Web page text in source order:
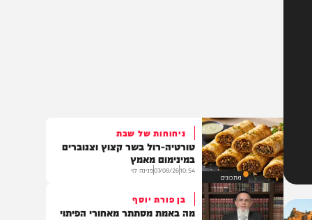
מתכונים
ניחוחות של שבת
טורטיה-רול בשר קצוץ וצנוברים
במינימום מאמץ
10:54
07/08/26פנינה לוי